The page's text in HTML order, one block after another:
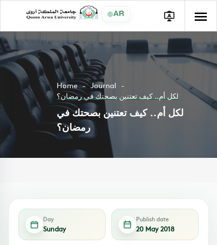
AR
Home
Journal
لكل أم.. كيف تعتنين بصحتك في رمضان؟
لكل أم.. كيف تعتنين بصحتك في
رمضان؟
Day
Sunday
Publish date
20 May 2018